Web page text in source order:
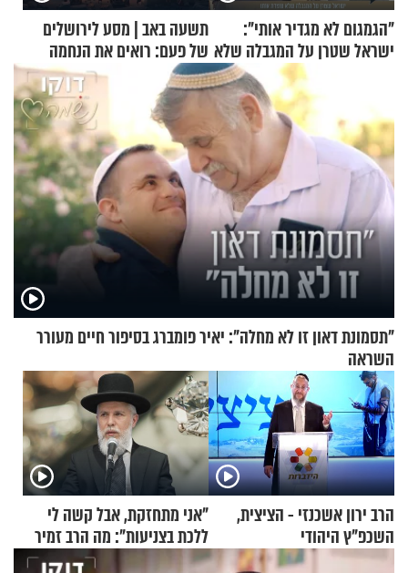
"הגמגום לא מגדיר אותי":
ישראל שטרן על המגבלה שלא
תשעה באב | מסע לירושלים
של פעם: רואים את הנחמה
"תסמונת דאון זו לא מחלה": יאיר פומברג בסיפור חיים מעורר
השראה
הרב ירון אשכנזי - הציצית,
השכפ"ץ היהודי
"אני מתחזקת, אבל קשה לי
ללכת בצניעות": מה הרב זמיר
כהן המליץ לה לעשות?